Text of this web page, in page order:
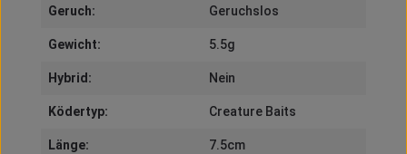
Geruch: Geruchslos
Gewicht: 5.5g
Hybrid: Nein
Ködertyp: Creature Baits
Länge: 7.5cm